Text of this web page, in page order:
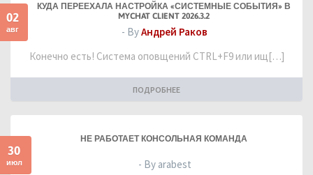
02
авг
КУДА ПЕРЕЕХАЛА НАСТРОЙКА «СИСТЕМНЫЕ СОБЫТИЯ» В
MYCHAT CLIENT 2026.3.2
- ByАндрей Раков
Конечно есть! Система оповщений CTRL+F9 или ищ[…]
ПОДРОБНЕЕ
30
июл
НЕ РАБОТАЕТ КОНСОЛЬНАЯ КОМАНДА
- By arabest